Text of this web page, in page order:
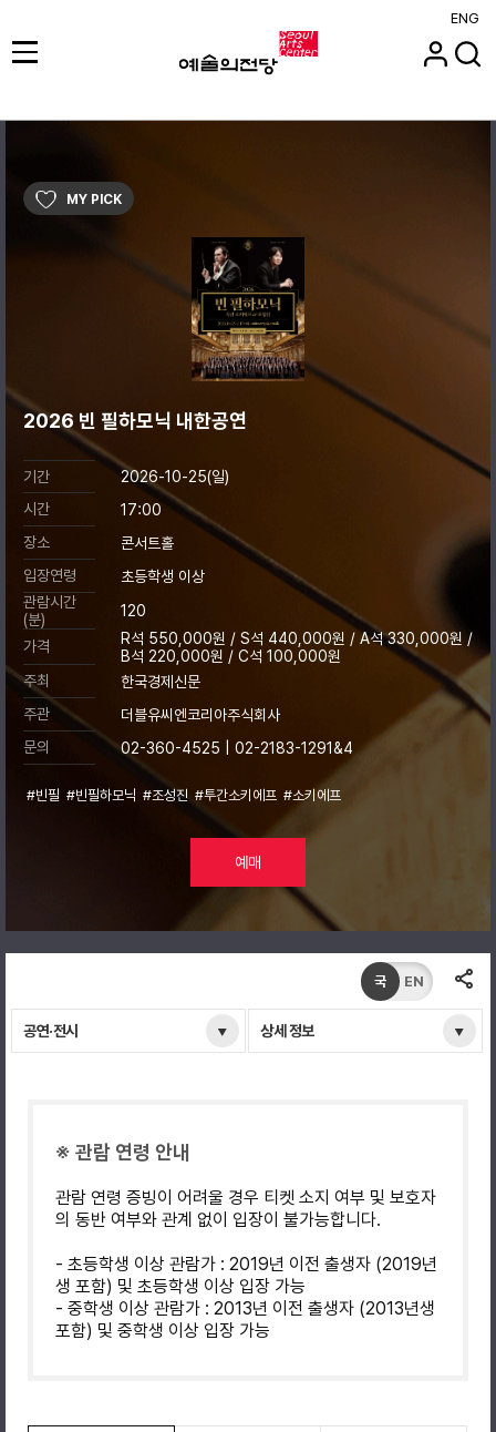
ENG
MY PICK
2026 빈 필하모닉 내한공연
기간
2026-10-25(일)
시간
17:00
장소
콘서트홀
입장연령
초등학생 이상
관람시간
(분)
120
가격
R석 550,000원 / S석 440,000원 / A석 330,000원 /
B석 220,000원 / C석 100,000원
주최
한국경제신문
주관
더블유씨엔코리아주식회사
문의
02-360-4525 | 02-2183-1291&4
#빈필 #빈필하모닉 #조성진 #투간소키에프 #소키에프
예매
공연·전시 상세 정보
국 EN
※ 관람 연령 안내
관람 연령 증빙이 어려울 경우 티켓 소지 여부 및 보호자
의 동반 여부와 관계 없이 입장이 불가능합니다.
- 초등학생 이상 관람가 : 2019년 이전 출생자 (2019년
생 포함) 및 초등학생 이상 입장 가능
- 중학생 이상 관람가 : 2013년 이전 출생자 (2013년생
포함) 및 중학생 이상 입장 가능